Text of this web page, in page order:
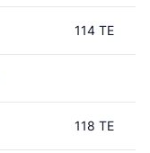
114 TE
118 TE